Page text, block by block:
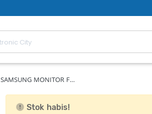
SAMSUNG MONITOR F…
Stok habis!